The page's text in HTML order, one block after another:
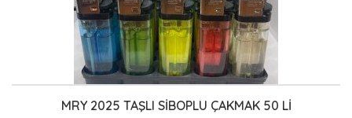
MRY 2025 TAŞLI SİBOPLU ÇAKMAK 50 Lİ